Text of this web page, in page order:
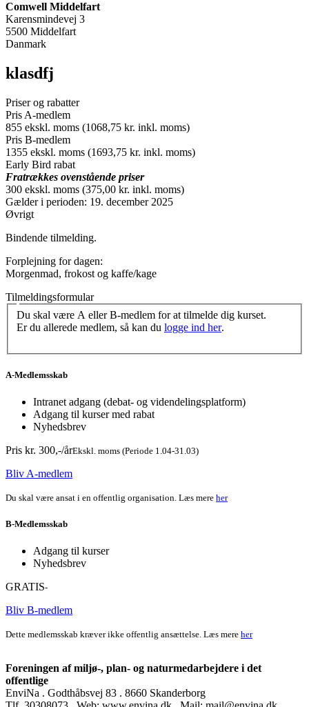
Comwell Middelfart
Karensmindevej 3
5500 Middelfart
Danmark
klasdfj
Priser og rabatter
Pris A-medlem
855 ekskl. moms (1068,75 kr. inkl. moms)
Pris B-medlem
1355 ekskl. moms (1693,75 kr. inkl. moms)
Early Bird rabat
Fratrækkes ovenstående priser
300 ekskl. moms (375,00 kr. inkl. moms)
Gælder i perioden: 19. december 2025
Øvrigt
Bindende tilmelding.
Forplejning for dagen:
Morgenmad, frokost og kaffe/kage
Tilmeldingsformular
Du skal være A eller B-medlem for at tilmelde dig kurset.
Er du allerede medlem, så kan du logge ind her.
A-Medlemsskab
Intranet adgang (debat- og videndelingsplatform)
Adgang til kurser med rabat
Nyhedsbrev
Pris kr. 300,-/årEkskl. moms (Periode 1.04-31.03)
Bliv A-medlem
Du skal være ansat i en offentlig organisation. Læs mere her
B-Medlemsskab
Adgang til kurser
Nyhedsbrev
GRATIS-
Bliv B-medlem
Dette medlemsskab kræver ikke offentlig ansættelse. Læs mere her
Foreningen af miljø-, plan- og naturmedarbejdere i det
offentlige
EnviNa . Godthåbsvej 83 . 8660 Skanderborg